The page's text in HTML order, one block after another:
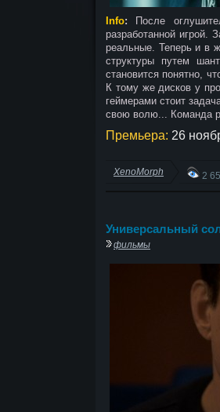
Info: После
разработанной игрой.
реальные. Теперь и в
структуры путем
становится понятно,
К тому же дисков у
геймерами стоит
свою волю... Команда
Премьера: 26
XenoMorph 2
Универсальный
фильмы